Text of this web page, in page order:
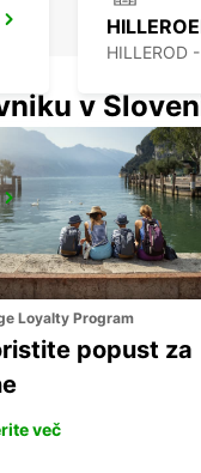
HILLEROD
v
Loyalty Program
popust za
več